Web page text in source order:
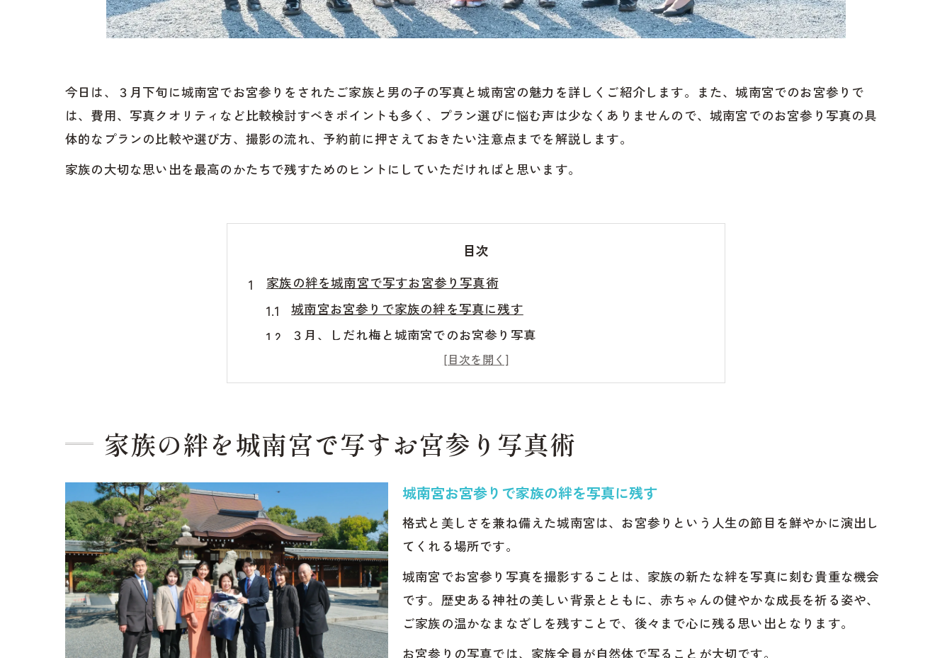
今日は、３月下旬に城南宮でお宮参りをされたご家族と男の子の写真と城南宮の魅力を詳しくご紹介します。また、城南宮でのお宮参りで
は、費用、写真クオリティなど比較検討すべきポイントも多く、プラン選びに悩む声は少なくありませんので、城南宮でのお宮参り写真の具
体的なプランの比較や選び方、撮影の流れ、予約前に押さえておきたい注意点までを解説します。
家族の大切な思い出を最高のかたちで残すためのヒントにしていただければと思います。
目次
家族の絆を城南宮で写すお宮参り写真術
城南宮お宮参りで家族の絆を写真に残す
３月、しだれ梅と城南宮でのお宮参り写真
城南宮お宮参り写真で残す家族の大切な瞬間
伝統感じる城南宮お宮参り写真の魅力とは
プラン比較で賢く選ぶお宮参り撮影
お宮参り写真プラン比較で城南宮を賢く活用
城南宮お宮参りで知るべき撮影費用と相場
初穂料やプラン選びで失敗しないコツ
城南宮お宮参り写真プランの選び方ガイド
自然な表情を残す城南宮お宮参り写真のコツ
城南宮お宮参りで自然な家族写真を撮る方法
赤ちゃんを可愛く写す城南宮お宮参り写真術
家族の絆を城南宮で写すお宮参り写真術
城南宮お宮参りで家族の絆を写真に残す
格式と美しさを兼ね備えた城南宮は、お宮参りという人生の節目を鮮やかに演出し
てくれる場所です。
城南宮でお宮参り写真を撮影することは、家族の新たな絆を写真に刻む貴重な機会
です。歴史ある神社の美しい背景とともに、赤ちゃんの健やかな成長を祈る姿や、
ご家族の温かなまなざしを残すことで、後々まで心に残る思い出となります。
お宮参りの写真では、家族全員が自然体で写ることが大切です。